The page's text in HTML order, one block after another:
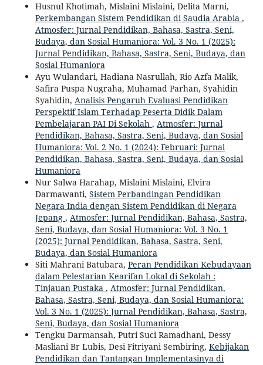
Husnul Khotimah, Mislaini Mislaini, Delita Marni,
Perkembangan Sistem Pendidikan di Saudia Arabia ,
Atmosfer: Jurnal Pendidikan, Bahasa, Sastra, Seni,
Budaya, dan Sosial Humaniora: Vol. 3 No. 1 (2025):
Jurnal Pendidikan, Bahasa, Sastra, Seni, Budaya, dan
Sosial Humaniora
Ayu Wulandari, Hadiana Nasrullah, Rio Azfa Malik,
Safira Puspa Nugraha, Muhamad Parhan, Syahidin
Syahidin, Analisis Pengaruh Evaluasi Pendidikan
Perspektif Islam Terhadap Peserta Didik Dalam
Pembelajaran PAI Di Sekolah , Atmosfer: Jurnal
Pendidikan, Bahasa, Sastra, Seni, Budaya, dan Sosial
Humaniora: Vol. 2 No. 1 (2024): Februari: Jurnal
Pendidikan, Bahasa, Sastra, Seni, Budaya, dan Sosial
Humaniora
Nur Salwa Harahap, Mislaini Mislaini, Elvira
Darmawanti, Sistem Perbandingan Pendidikan
Negara India dengan Sistem Pendidikan di Negara
Jepang , Atmosfer: Jurnal Pendidikan, Bahasa, Sastra,
Seni, Budaya, dan Sosial Humaniora: Vol. 3 No. 1
(2025): Jurnal Pendidikan, Bahasa, Sastra, Seni,
Budaya, dan Sosial Humaniora
Siti Mahrani Batubara, Peran Pendidikan Kebudayaan
dalam Pelestarian Kearifan Lokal di Sekolah :
Tinjauan Pustaka , Atmosfer: Jurnal Pendidikan,
Bahasa, Sastra, Seni, Budaya, dan Sosial Humaniora:
Vol. 3 No. 1 (2025): Jurnal Pendidikan, Bahasa, Sastra,
Seni, Budaya, dan Sosial Humaniora
Tengku Darmansah, Putri Suci Ramadhani, Dessy
Masliani Br Lubis, Desi Fitriyani Sembiring, Kebijakan
Pendidikan dan Tantangan Implementasinya di